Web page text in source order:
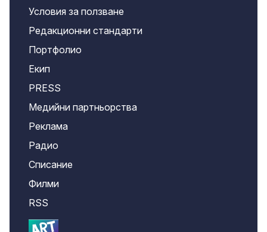
Условия за ползване
Редакционни стандарти
Портфолио
Екип
PRESS
Медийни партньорства
Реклама
Радио
Списание
Филми
RSS